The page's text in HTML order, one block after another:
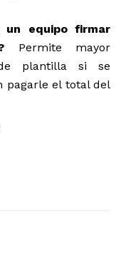
un equipo firmar
Permite mayor
plantilla si se
pagarle el total del